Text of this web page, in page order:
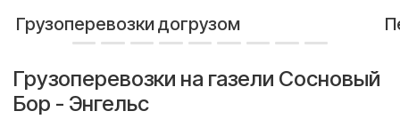
Грузоперевозки догрузом
Грузоперевозки на газели Сосновый
Бор - Энгельс